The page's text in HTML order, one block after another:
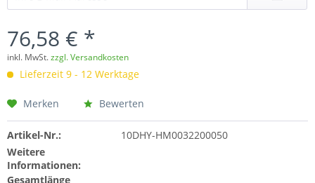
76,58 € *
inkl. MwSt.zzgl. Versandkosten
Lieferzeit 9 - 12 Werktage
Merken Bewerten
Artikel-Nr.:
10DHY-HM0032200050
Weitere
Informationen:
Gesamtlänge